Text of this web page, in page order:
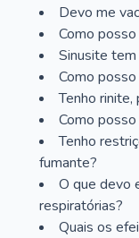
Devo me
Como
Sinusite tem
Como
Tenho
Como
Tenho
fumante?
O que devo
respiratórias?
Quais os